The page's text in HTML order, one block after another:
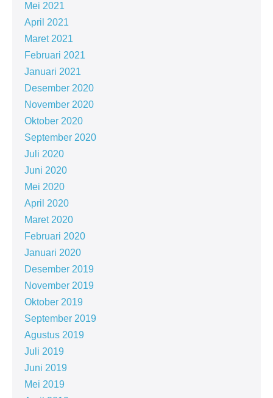
Mei 2021
April 2021
Maret 2021
Februari 2021
Januari 2021
Desember 2020
November 2020
Oktober 2020
September 2020
Juli 2020
Juni 2020
Mei 2020
April 2020
Maret 2020
Februari 2020
Januari 2020
Desember 2019
November 2019
Oktober 2019
September 2019
Agustus 2019
Juli 2019
Juni 2019
Mei 2019